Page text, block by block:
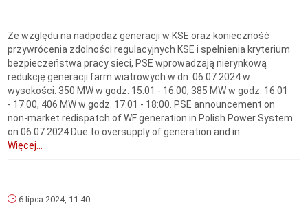
Ze względu na nadpodaż generacji w KSE oraz konieczność
przywrócenia zdolności regulacyjnych KSE i spełnienia kryterium
bezpieczeństwa pracy sieci, PSE wprowadzają nierynkową
redukcję generacji farm wiatrowych w dn. 06.07.2024 w
wysokości: 350 MW w godz. 15:01 - 16:00, 385 MW w godz. 16:01
- 17:00, 406 MW w godz. 17:01 - 18:00. PSE announcement on
non-market redispatch of WF generation in Polish Power System
on 06.07.2024 Due to oversupply of generation and in...
Więcej...
6 lipca 2024, 11:40